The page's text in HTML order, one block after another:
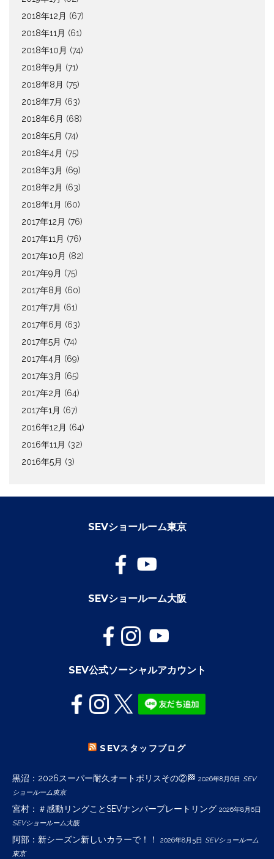
2018年12月 (67)
2018年11月 (61)
2018年10月 (74)
2018年9月 (71)
2018年8月 (75)
2018年7月 (63)
2018年6月 (68)
2018年5月 (74)
2018年4月 (75)
2018年3月 (69)
2018年2月 (63)
2018年1月 (60)
2017年12月 (76)
2017年11月 (76)
2017年10月 (82)
2017年9月 (75)
2017年8月 (60)
2017年7月 (61)
2017年6月 (63)
2017年5月 (74)
2017年4月 (69)
2017年3月 (65)
2017年2月 (64)
2017年1月 (67)
2016年12月 (64)
2016年11月 (32)
2016年5月 (3)
SEVショールーム東京
SEVショールーム大阪
SEV公式ソーシャルアカウント
SEVスタッフブログ
黒沼：2026スーパー耐久オートポリスその②🏁 2026年8月6日 SEV
ショールーム東京
宮村：＃感動リングことSEVナンバープレートリング 2026年8月6日
SEVショールーム大阪
阿部：新シーズン新しいカラーで！！ 2026年8月5日 SEVショールーム
東京